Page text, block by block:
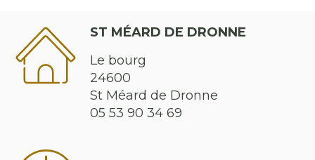
ST MÉARD DE DRONNE
Le bourg
24600
St Méard de Dronne
05 53 90 34 69